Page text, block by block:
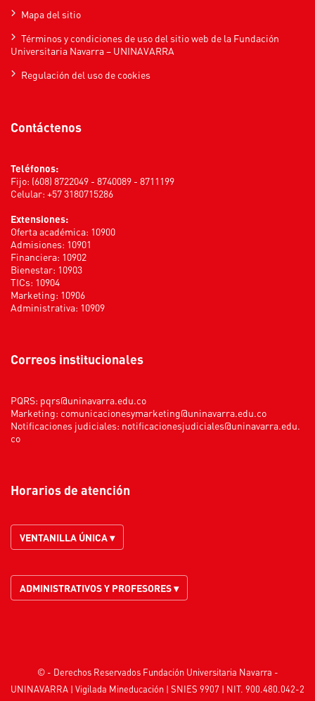
Mapa del sitio
Términos y condiciones de uso del sitio web de la Fundación
Universitaria Navarra – UNINAVARRA
Regulación del uso de cookies
Contáctenos
Teléfonos:
Fijo: (608) 8722049 - 8740089 - 8711199
Celular: +57 3180715286
Extensiones:
Oferta académica: 10900
Admisiones: 10901
Financiera: 10902
Bienestar: 10903
TICs: 10904
Marketing: 10906
Administrativa: 10909
Correos institucionales
PQRS: pqrs@uninavarra.edu.co
Marketing: comunicacionesymarketing@uninavarra.edu.co
Notificaciones judiciales: notificacionesjudiciales@uninavarra.edu.
co
Horarios de atención
VENTANILLA ÚNICA ▾
ADMINISTRATIVOS Y PROFESORES ▾
© - Derechos Reservados Fundación Universitaria Navarra -
UNINAVARRA | Vigilada Mineducación | SNIES 9907 | NIT. 900.480.042-2